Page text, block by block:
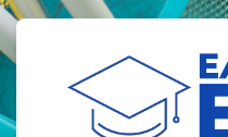
Ir para o conteúdo principal